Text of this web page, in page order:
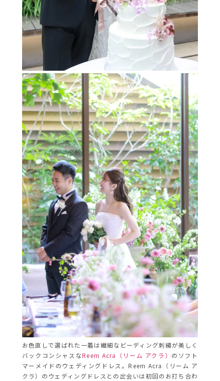
お色直しで選ばれた一着は繊細なビーディング刺繍が美しく
バックコンシャスなReem Acra（リーム アクラ） のソフト
マーメイドのウェディングドレス。Reem Acra（リーム ア
クラ）のウェディングドレスとの出会いは初回のお打ち合わ